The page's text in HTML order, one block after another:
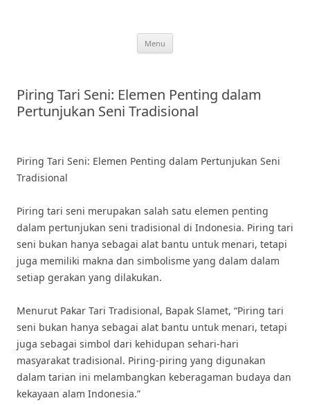
Menu
Piring Tari Seni: Elemen Penting dalam
Pertunjukan Seni Tradisional
Piring Tari Seni: Elemen Penting dalam Pertunjukan Seni
Tradisional
Piring tari seni merupakan salah satu elemen penting
dalam pertunjukan seni tradisional di Indonesia. Piring tari
seni bukan hanya sebagai alat bantu untuk menari, tetapi
juga memiliki makna dan simbolisme yang dalam dalam
setiap gerakan yang dilakukan.
Menurut Pakar Tari Tradisional, Bapak Slamet, “Piring tari
seni bukan hanya sebagai alat bantu untuk menari, tetapi
juga sebagai simbol dari kehidupan sehari-hari
masyarakat tradisional. Piring-piring yang digunakan
dalam tarian ini melambangkan keberagaman budaya dan
kekayaan alam Indonesia.”